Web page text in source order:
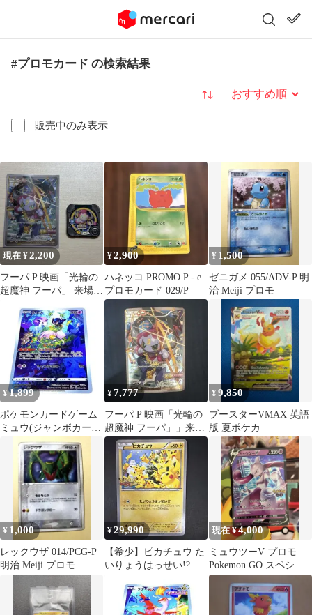
#プロモカード の検索結果
販売中のみ表示
並び替え
現在 ¥2,200
フーパ P 映画「光輪の
超魔神 フーパ」 来場特
¥2,900
ハネッコ PROMO P - e
プロモカード 029/P
¥ 1,500
ゼニガメ 055/ADV-P 明
治 Meiji プロモ
¥ 1,899
ポケモンカードゲーム
ミュウ(ジャンボカー
ド) 【P】 S-P
¥7,777
フーパ P 映画「光輪の
超魔神 フーパ」」来場
特典 キラ 155/XY-P
¥9,850
ブースターVMAX 英語
版 夏ポケカ
¥ 1,000
レックウザ 014/PCG-P
明治 Meiji プロモ
¥29,990
【希少】ピカチュウ た
いりょうはっせい!?
ケカ
現在 ¥4,000
ミュウツーV プロモ
Pokemon GO スペシャ
ルセット 273/S-P